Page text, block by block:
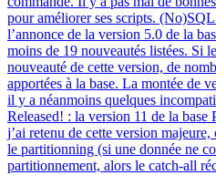
pour améliorer ses scripts.
l’annonce de la version 5.0 de la
moins de 19 nouveautés listées. Si
nouveauté de cette version, de
apportées à la base. La montée de
il y a néanmoins quelques
Released! : la version 11 de la base
j’ai retenu de cette version
le partitionning (si une donnée ne
partitionnement, alors le catch-all